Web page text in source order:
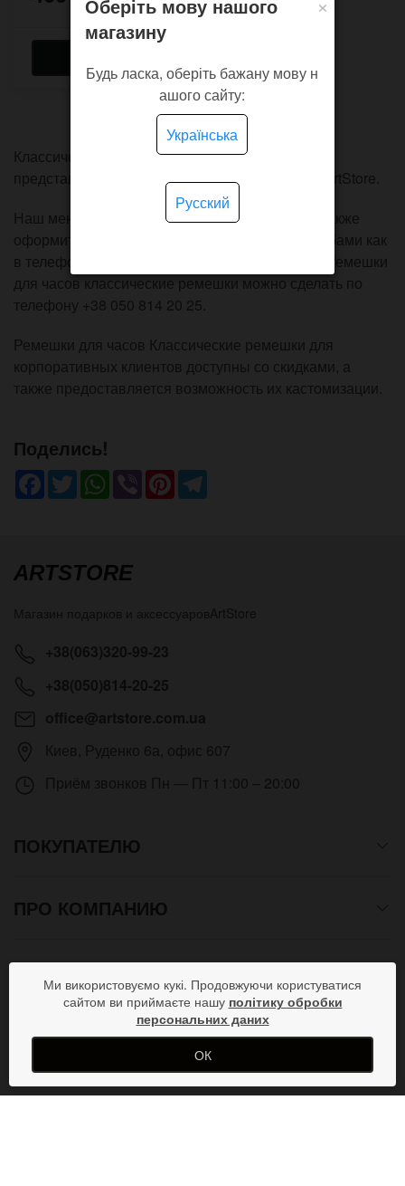
Классические ремешки для девушек и парней
представлены в интернет магазине подарков ArtStore.
Наш менеджер предоставит консультацию, а также
оформит доставку и отправку почтовыми службами как
в телефонном режиме, так и онлайн. Заказ на Ремешки
для часов классические ремешки можно сделать по
телефону +38 050 814 20 25.
Ремешки для часов Классические ремешки для
корпоративных клиентов доступны со скидками, а
также предоставляется возможность их кастомизации.
Поделись!
Facebook
TwitterWhatsApp
ViberPinterest
ARTSTORE
ПОКУПАТЕЛЮ
ПРО КОМПАНИЮ
СПОСОБЫ ОПЛАТЫ
ПРИСОЕДИНЯЙСЯ В СОЦСЕТЯХ
Ми використовуємо кукі. Продовжуючи користуватися
сайтом ви приймаєте нашу політику обробки
персональних даних
ОК
Оберіть мову нашого
магазину
Будь ласка, оберіть бажану мову н
ашого сайту:
Українська
Русский